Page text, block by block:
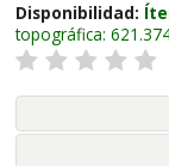
Disponibilidad:
topográfica: